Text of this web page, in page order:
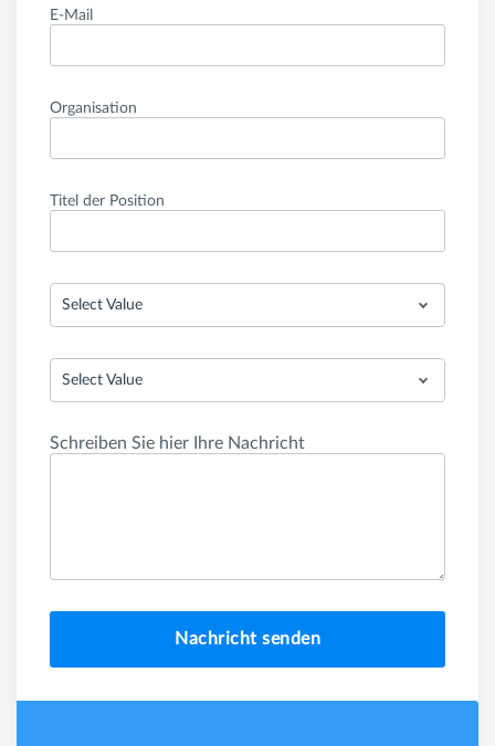
E-Mail
Organisation
Titel der Position
Select Value
Select Value
Schreiben Sie hier Ihre Nachricht
Nachricht senden